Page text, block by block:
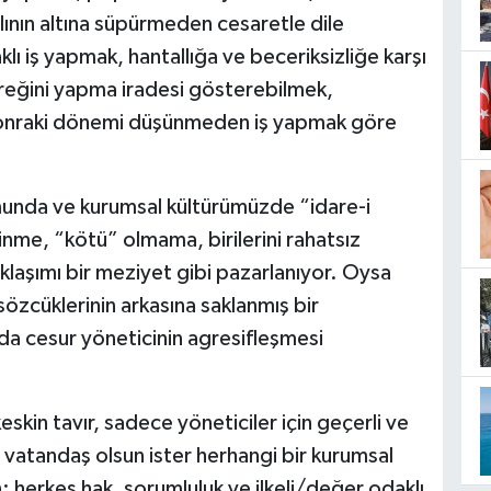
altına süpürmeden cesaretle dile
iş yapmak, hantallığa ve beceriksizliğe karşı
yapma iradesi gösterebilmek,
dönemi düşünmeden iş yapmak göre
ve kurumsal kültürümüzde “idare-i
“kötü” olmama, birilerini rahatsız
bir meziyet gibi pazarlanıyor. Oysa
arkasına saklanmış bir
cesur yöneticinin agresifleşmesi
tavır, sadece yöneticiler için geçerli ve
olsun ister herhangi bir kurumsal